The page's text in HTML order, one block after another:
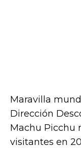
Maravilla
Dirección
Machu Picchu
visitantes en